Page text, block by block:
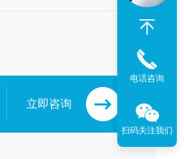
立即咨询
电话咨询
扫码关注我们